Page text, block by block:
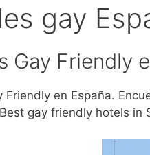
gay
Gay Friendly
Friendly en España.
gay friendly hotels in